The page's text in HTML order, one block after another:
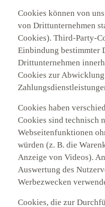
Cookies können von
von Drittunternehmen
Cookies). Third-Party-
Einbindung bestimmter
Drittunternehmen
Cookies zur
Cookies haben
Cookies sind technisch
Webseitenfunktionen
würden (z. B. die
Anzeige von Videos).
Auswertung des
Werbezwecken
Cookies, die zur